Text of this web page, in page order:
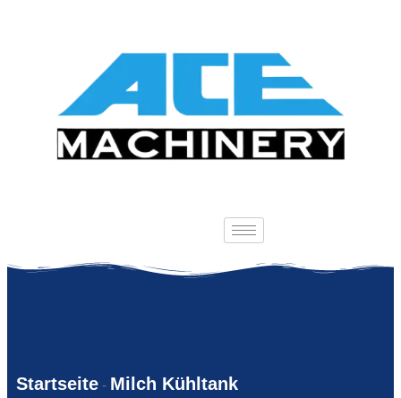
Startseite - Milch Kühltank